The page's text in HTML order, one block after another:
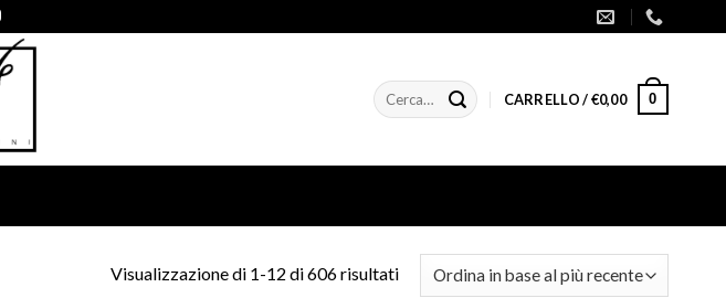
Cerca: CARRELLO /€0,00 0
Visualizzazione di 1-12 di 606 risultati